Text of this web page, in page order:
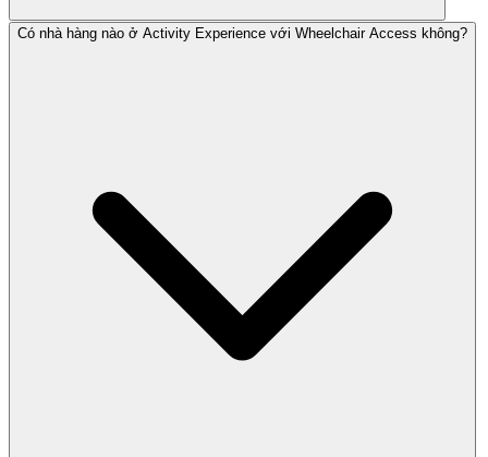
Có nhà hàng nào ở Activity Experience với Wheelchair Access không?